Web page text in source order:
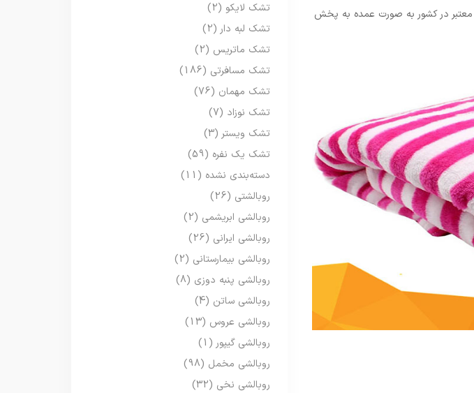
معتبر در کشور به صورت عمده به پخش
تشک لایکو (2)
تشک لبه دار (2)
تشک ماتریس (2)
تشک مسافرتی (186)
تشک مهمان (76)
تشک نوزاد (7)
تشک ویستر (3)
تشک یک نفره (59)
دسته‌بندی نشده (11)
روبالشتی (26)
روبالشی ابریشمی (2)
روبالشی ایرانی (26)
روبالشی بیمارستانی (2)
روبالشی پنبه دوزی (8)
روبالشی ساتن (4)
روبالشی عروس (13)
روبالشی گیپور (1)
روبالشی مخمل (98)
روبالشی نخی (32)